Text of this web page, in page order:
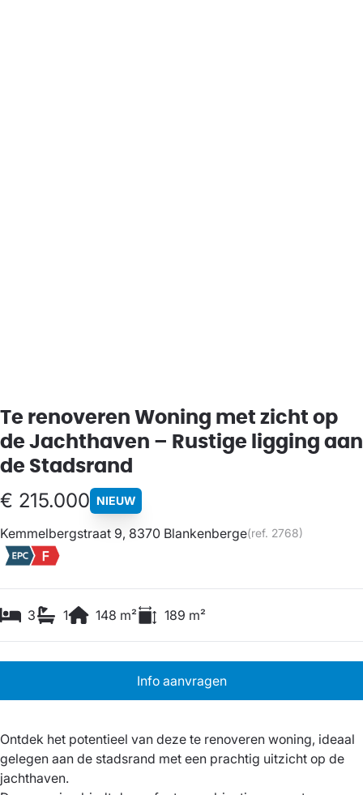
Te renoveren Woning met zicht op
de Jachthaven – Rustige ligging aan
de Stadsrand
€ 215.000 NIEUW
Kemmelbergstraat 9, 8370 Blankenberge(ref. 2768)
3 1 148 m² 189 m²
Info aanvragen
Ontdek het potentieel van deze te renoveren woning, ideaal
gelegen aan de stadsrand met een prachtig uitzicht op de
jachthaven.